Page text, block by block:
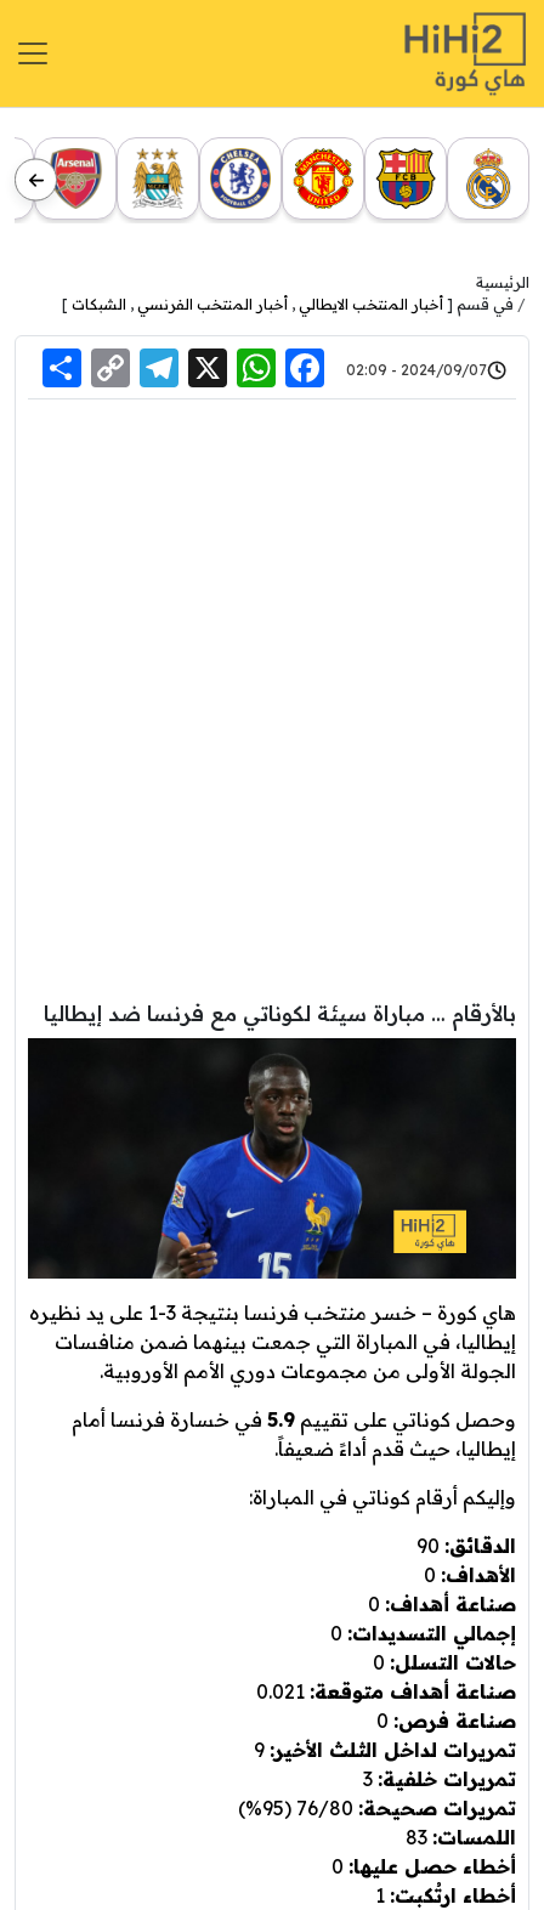
الرئيسية
في قسم [ أخبار المنتخب الايطالي , أخبار المنتخب الفرنسي , الشبكات ]
2024/09/07 - 02:09
Facebook
WhatsApp
X
Link
بالأرقام … مباراة سيئة لكوناتي مع فرنسا ضد إيطاليا
هاي كورة – خسر منتخب فرنسا بنتيجة 3-1 على يد نظيره
إيطاليا، في المباراة التي جمعت بينهما ضمن منافسات
الجولة الأولى من مجموعات دوري الأمم الأوروبية.
وحصل كوناتي على تقييم 5.9 في خسارة فرنسا أمام
إيطاليا، حيث قدم أداءً ضعيفاً.
وإليكم أرقام كوناتي في المباراة:
الدقائق:
الأهداف:
صناعة أهداف:
إجمالي التسديدات:
حالات التسلل:
صناعة أهداف متوقعة:
صناعة فرص:
تمريرات لداخل الثلث الأخير:
تمريرات خلفية:
تمريرات صحيحة:
اللمسات:
أخطاء حصل عليها:
أخطاء ارتُكبت: